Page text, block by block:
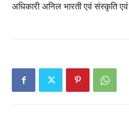
अधिकारी अनिल भारती एवं संस्कृति